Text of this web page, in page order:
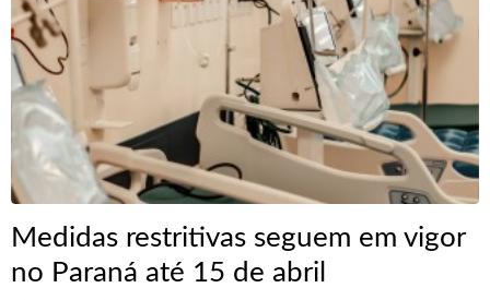
Medidas restritivas seguem em vigor
no Paraná até 15 de abril